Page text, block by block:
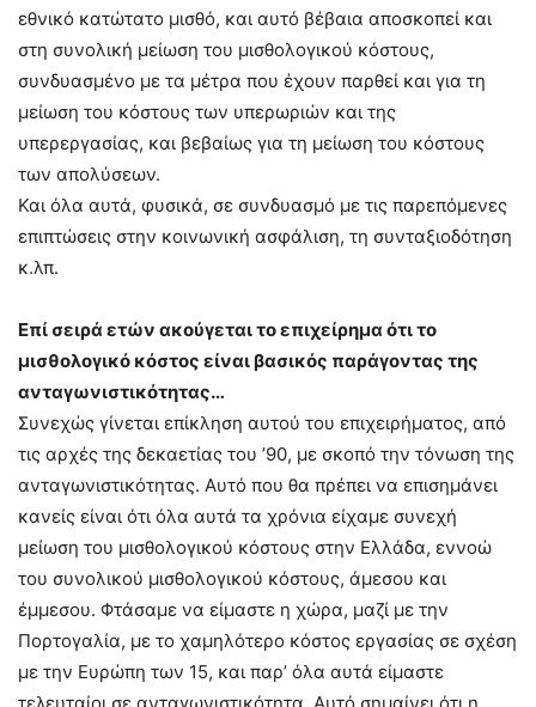
εθνικό κατώτατο μισθό, και αυτό βέβαια αποσκοπεί και
στη συνολική μείωση του μισθολογικού κόστους,
συνδυασμένο με τα μέτρα που έχουν παρθεί και για τη
μείωση του κόστους των υπερωριών και της
υπερεργασίας, και βεβαίως για τη μείωση του κόστους
των απολύσεων.
Και όλα αυτά, φυσικά, σε συνδυασμό με τις παρεπόμενες
επιπτώσεις στην κοινωνική ασφάλιση, τη συνταξιοδότηση
κ.λπ.
Επί σειρά ετών ακούγεται το επιχείρημα ότι το
μισθολογικό κόστος είναι βασικός παράγοντας της
ανταγωνιστικότητας…
Συνεχώς γίνεται επίκληση αυτού του επιχειρήματος, από
τις αρχές της δεκαετίας του ’90, με σκοπό την τόνωση της
ανταγωνιστικότητας. Αυτό που θα πρέπει να επισημάνει
κανείς είναι ότι όλα αυτά τα χρόνια είχαμε συνεχή
μείωση του μισθολογικού κόστους στην Ελλάδα, εννοώ
του συνολικού μισθολογικού κόστους, άμεσου και
έμμεσου. Φτάσαμε να είμαστε η χώρα, μαζί με την
Πορτογαλία, με το χαμηλότερο κόστος εργασίας σε σχέση
με την Ευρώπη των 15, και παρ’ όλα αυτά είμαστε